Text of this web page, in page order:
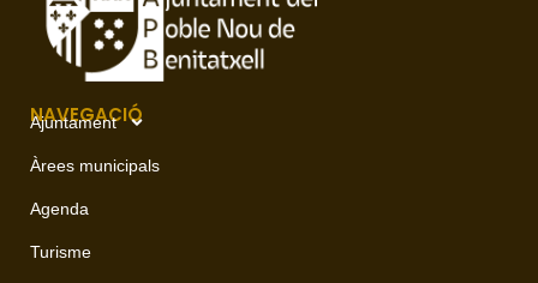
NAVEGACIÓ
Ajuntament
Àrees municipals
Agenda
Turisme